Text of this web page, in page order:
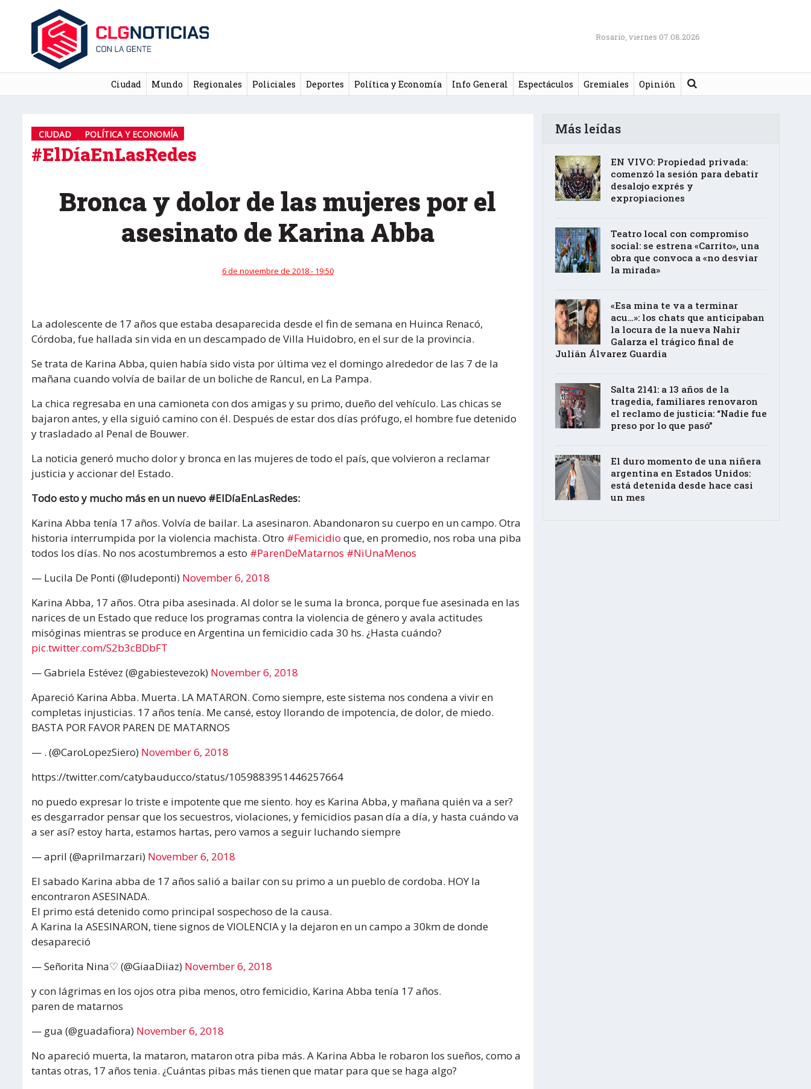
Rosario, viernes 07.08.2026
Ciudad Mundo Regionales Policiales Deportes Política y Economía Info General Espectáculos Gremiales Opinión Buscar
CIUDAD POLÍTICA Y ECONOMÍA
#ElDíaEnLasRedes
Bronca y dolor de las mujeres por el
asesinato de Karina Abba
6 de noviembre de 2018 - 19:50
La adolescente de 17 años que estaba desaparecida desde el fin de semana en Huinca Renacó,
Córdoba, fue hallada sin vida en un descampado de Villa Huidobro, en el sur de la provincia.
Se trata de Karina Abba, quien había sido vista por última vez el domingo alrededor de las 7 de la
mañana cuando volvía de bailar de un boliche de Rancul, en La Pampa.
La chica regresaba en una camioneta con dos amigas y su primo, dueño del vehículo. Las chicas se
bajaron antes, y ella siguió camino con él. Después de estar dos días prófugo, el hombre fue detenido
y trasladado al Penal de Bouwer.
La noticia generó mucho dolor y bronca en las mujeres de todo el país, que volvieron a reclamar
justicia y accionar del Estado.
Todo esto y mucho más en un nuevo #ElDíaEnLasRedes:
Karina Abba tenía 17 años. Volvía de bailar. La asesinaron. Abandonaron su cuerpo en un campo. Otra
historia interrumpida por la violencia machista. Otro #Femicidio que, en promedio, nos roba una piba
todos los días. No nos acostumbremos a esto #ParenDeMatarnos #NiUnaMenos
— Lucila De Ponti (@ludeponti) November 6, 2018
Karina Abba, 17 años. Otra piba asesinada. Al dolor se le suma la bronca, porque fue asesinada en las
narices de un Estado que reduce los programas contra la violencia de género y avala actitudes
misóginas mientras se produce en Argentina un femicidio cada 30 hs. ¿Hasta cuándo?
pic.twitter.com/S2b3cBDbFT
— Gabriela Estévez (@gabiestevezok) November 6, 2018
Apareció Karina Abba. Muerta. LA MATARON. Como siempre, este sistema nos condena a vivir en
completas injusticias. 17 años tenía. Me cansé, estoy llorando de impotencia, de dolor, de miedo.
BASTA POR FAVOR PAREN DE MATARNOS
— . (@CaroLopezSiero) November 6, 2018
https://twitter.com/catybauducco/status/1059883951446257664
no puedo expresar lo triste e impotente que me siento. hoy es Karina Abba, y mañana quién va a ser?
es desgarrador pensar que los secuestros, violaciones, y femicidios pasan día a día, y hasta cuándo va
a ser así? estoy harta, estamos hartas, pero vamos a seguir luchando siempre
— april (@aprilmarzari) November 6, 2018
El sabado Karina abba de 17 años salió a bailar con su primo a un pueblo de cordoba. HOY la
encontraron ASESINADA.
El primo está detenido como principal sospechoso de la causa.
A Karina la ASESINARON, tiene signos de VIOLENCIA y la dejaron en un campo a 30km de donde
desapareció
— Señorita Nina♡ (@GiaaDiiaz) November 6, 2018
y con lágrimas en los ojos otra piba menos, otro femicidio, Karina Abba tenía 17 años.
paren de matarnos
— gua (@guadafiora) November 6, 2018
No apareció muerta, la mataron, mataron otra piba más. A Karina Abba le robaron los sueños, como a
tantas otras, 17 años tenia. ¿Cuántas pibas más tienen que matar para que se haga algo?
Más leídas
EN VIVO: Propiedad privada:
comenzó la sesión para debatir
desalojo exprés y
expropiaciones
Teatro local con compromiso
social: se estrena «Carrito», una
obra que convoca a «no desviar
la mirada»
«Esa mina te va a terminar
acu…»: los chats que anticipaban
la locura de la nueva Nahir
Galarza el trágico final de
Julián Álvarez Guardia
Salta 2141: a 13 años de la
tragedia, familiares renovaron
el reclamo de justicia: “Nadie fue
preso por lo que pasó”
El duro momento de una niñera
argentina en Estados Unidos:
está detenida desde hace casi
un mes